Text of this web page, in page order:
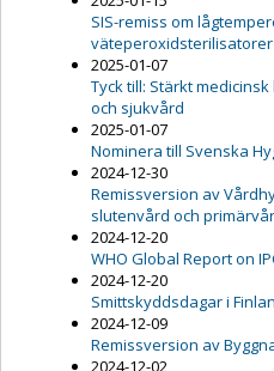
SIS-remiss om
2025-01-07
Tyck till: Stärkt
och sjukvård
2025-01-07
Nominera till Svenska
2024-12-30
Remissversion av
slutenvård och
2024-12-20
WHO Global Report on
2024-12-20
Smittskyddsdagar i
2024-12-09
Remissversion av
2024-12-02